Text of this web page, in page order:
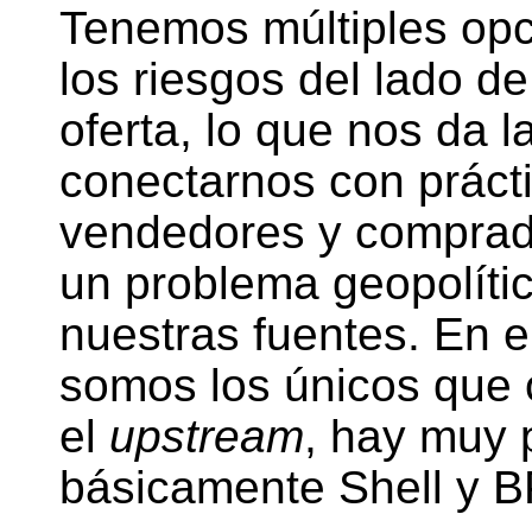
Tenemos múltiples
los riesgos del lado
oferta, lo que nos da
conectarnos con
vendedores y
un problema
nuestras fuentes. En
somos los únicos
el upstream, hay muy
básicamente Shell y